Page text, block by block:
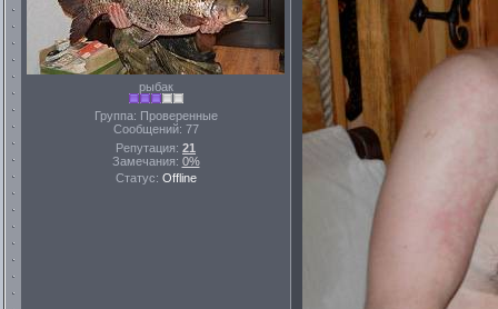
рыбак
Группа: Проверенные
Сообщений: 77
Репутация: 21
Замечания: 0%
Статус: Offline